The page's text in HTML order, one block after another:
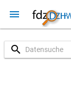
menu
search